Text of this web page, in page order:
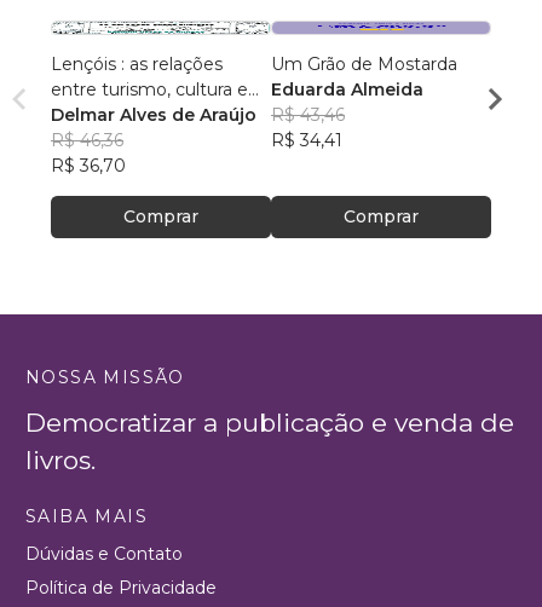
Lençóis : as relações
entre turismo, cultura e
ambiente
Delmar Alves de Araújo
R$ 46,36
R$ 36,70
Comprar
Um Grão de Mostarda
Eduarda Almeida
R$ 43,46
R$ 34,41
Comprar
Aulas
NOSSA MISSÃO
Democratizar a publicação e venda de
livros.
SAIBA MAIS
Dúvidas e Contato
Política de Privacidade